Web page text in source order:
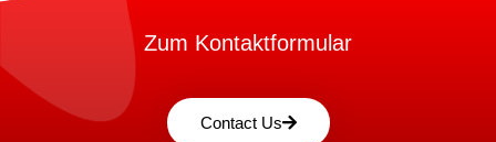
Zum Kontaktformular
Contact Us